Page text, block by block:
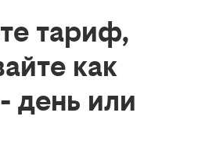
тариф,
как
день или